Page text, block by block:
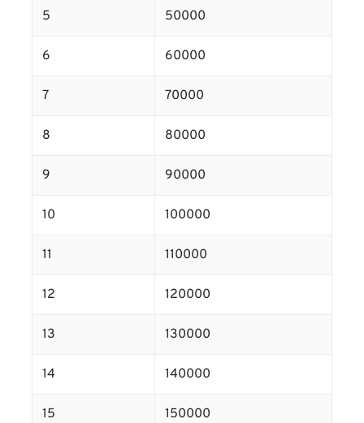
5 50000
6 60000
7 70000
8 80000
9 90000
10 100000
11 110000
12 120000
13 130000
14 140000
15 150000